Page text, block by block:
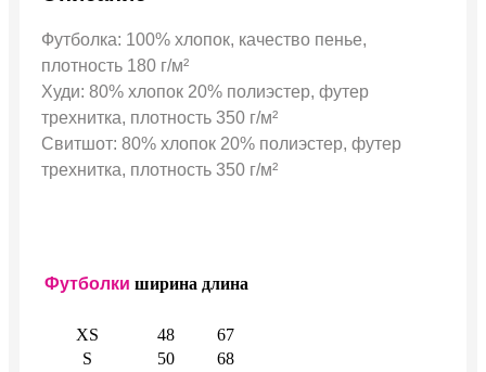
Футболка: 100% хлопок, качество пенье,
плотность 180 г/м²
Худи: 80% хлопок 20% полиэстер, футер
трехнитка, плотность 350 г/м²
Свитшот: 80% хлопок 20% полиэстер, футер
трехнитка, плотность 350 г/м²
Футболки ширина длина
XS 48
67
S
50
68